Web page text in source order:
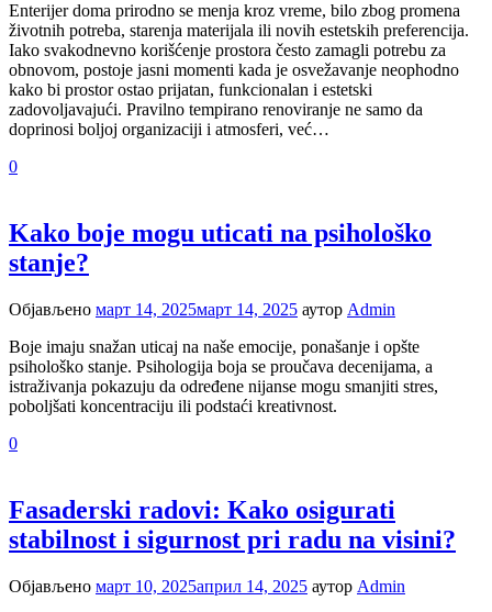
Enterijer doma prirodno se menja kroz vreme, bilo zbog promena
životnih potreba, starenja materijala ili novih estetskih preferencija.
Iako svakodnevno korišćenje prostora često zamagli potrebu za
obnovom, postoje jasni momenti kada je osvežavanje neophodno
kako bi prostor ostao prijatan, funkcionalan i estetski
zadovoljavajući. Pravilno tempirano renoviranje ne samo da
doprinosi boljoj organizaciji i atmosferi, već…
0
Kako boje mogu uticati na psihološko
stanje?
Објављено март 14, 2025март 14, 2025 аутор Admin
Boje imaju snažan uticaj na naše emocije, ponašanje i opšte
psihološko stanje. Psihologija boja se proučava decenijama, a
istraživanja pokazuju da određene nijanse mogu smanjiti stres,
poboljšati koncentraciju ili podstaći kreativnost.
0
Fasaderski radovi: Kako osigurati
stabilnost i sigurnost pri radu na visini?
Објављено март 10, 2025април 14, 2025 аутор Admin